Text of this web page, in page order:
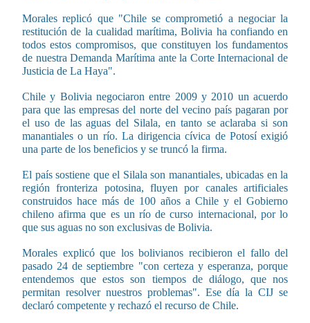
Morales replicó que "Chile se comprometió a negociar la
restitución de la cualidad marítima, Bolivia ha confiando en
todos estos compromisos, que constituyen los fundamentos
de nuestra Demanda Marítima ante la Corte Internacional de
Justicia de La Haya".
Chile y Bolivia negociaron entre 2009 y 2010 un acuerdo
para que las empresas del norte del vecino país pagaran por
el uso de las aguas del Silala, en tanto se aclaraba si son
manantiales o un río. La dirigencia cívica de Potosí exigió
una parte de los beneficios y se truncó la firma.
El país sostiene que el Silala son manantiales, ubicadas en la
región fronteriza potosina, fluyen por canales artificiales
construidos hace más de 100 años a Chile y el Gobierno
chileno afirma que es un río de curso internacional, por lo
que sus aguas no son exclusivas de Bolivia.
Morales explicó que los bolivianos recibieron el fallo del
pasado 24 de septiembre "con certeza y esperanza, porque
entendemos que estos son tiempos de diálogo, que nos
permitan resolver nuestros problemas". Ese día la CIJ se
declaró competente y rechazó el recurso de Chile.